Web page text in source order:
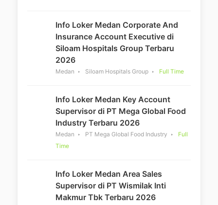
Info Loker Medan Corporate And
Insurance Account Executive di
Siloam Hospitals Group Terbaru
2026
Medan Siloam Hospitals Group Full Time
Info Loker Medan Key Account
Supervisor di PT Mega Global Food
Industry Terbaru 2026
Medan PT Mega Global Food Industry
Full
Time
Info Loker Medan Area Sales
Supervisor di PT Wismilak Inti
Makmur Tbk Terbaru 2026